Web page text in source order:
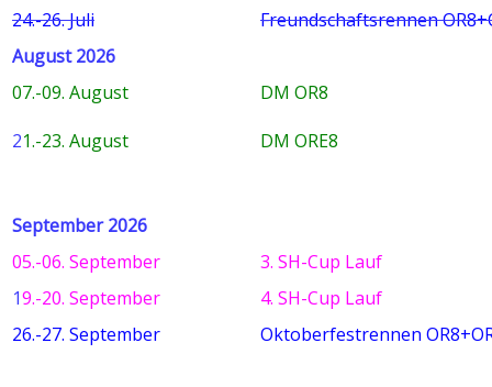
24.-26. Juli
Freundschaftsrennen
August 2026
07.-09. August
DM OR8
21.-23. August DM ORE8
September 2026
05.-06. September
3. SH-Cup Lauf
19.-20. September
4. SH-Cup Lauf
26.-27. September
Oktoberfestrennen